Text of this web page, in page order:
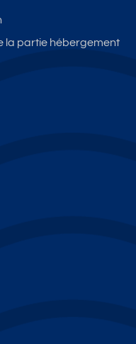
la partie hébergement